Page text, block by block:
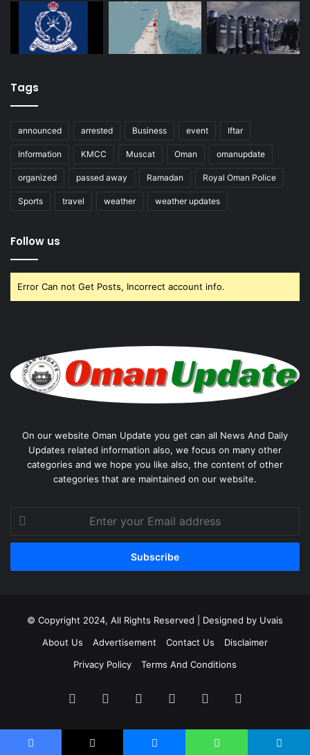
Tags
announced arrested Business event Iftar
Information KMCC Muscat Oman omanupdate
organized passed away Ramadan Royal Oman Police
Sports travel weather weather updates
Follow us
Error Can not Get Posts, Incorrect account info.
On our website Oman Update you get can all News And Daily
Updates related information also, we focus on many other
categories and we hope you like also, the content of other
categories that are maintained on our website.
your
Email
© Copyright 2024, All Rights Reserved | Designed by Uvais
About Us
Advertisement Contact Us
Disclaimer
Privacy Policy
Terms And Conditions
Facebook YouTubeInstagramWhatsApp